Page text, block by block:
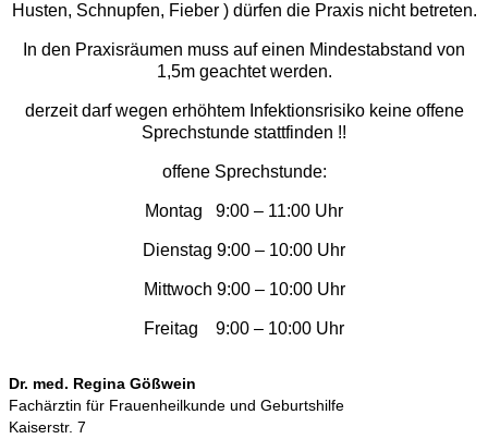
Husten, Schnupfen, Fieber ) dürfen die Praxis nicht betreten.
In den Praxisräumen muss auf einen Mindestabstand von
1,5m geachtet werden.
derzeit darf wegen erhöhtem Infektionsrisiko keine offene
Sprechstunde stattfinden !!
offene Sprechstunde:
Montag 9:00 – 11:00 Uhr
Dienstag 9:00 – 10:00 Uhr
Mittwoch 9:00 – 10:00 Uhr
Freitag 9:00 – 10:00 Uhr
Dr. med. Regina Gößwein
Fachärztin für Frauenheilkunde und Geburtshilfe
Kaiserstr. 7